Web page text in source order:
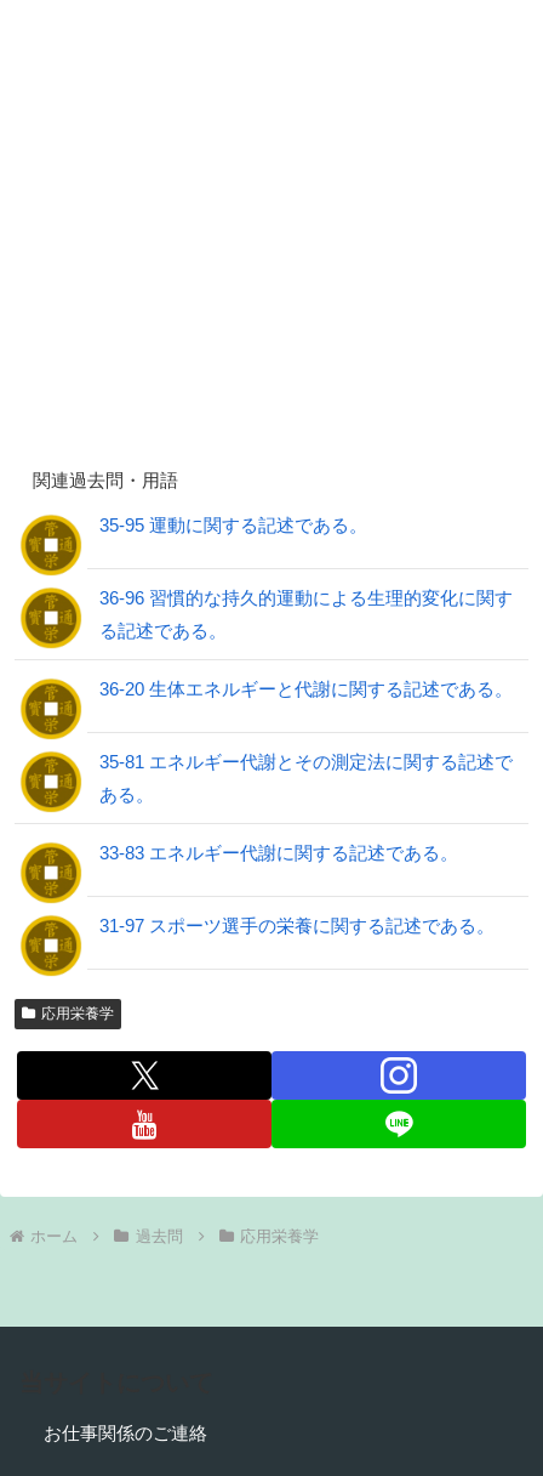
関連過去問・用語
35-95 運動に関する記述である。
36-96 習慣的な持久的運動による生理的変化に関す
る記述である。
36-20 生体エネルギーと代謝に関する記述である。
35-81 エネルギー代謝とその測定法に関する記述で
ある。
33-83 エネルギー代謝に関する記述である。
31-97 スポーツ選手の栄養に関する記述である。
応用栄養学
ホーム 過去問 応用栄養学
お仕事関係のご連絡